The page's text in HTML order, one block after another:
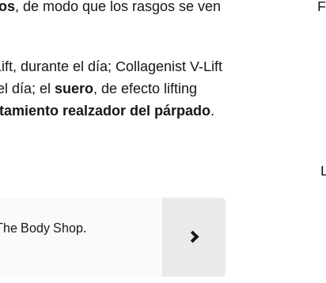
, de modo que los rasgos se ven
durante el día; Collagenist V-Lift
día; el suero, de efecto lifting
realzador del párpado.
Body Shop.